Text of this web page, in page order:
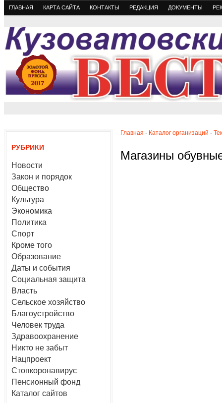
ГЛАВНАЯ КАРТА САЙТА КОНТАКТЫ РЕДАКЦИЯ ДОКУМЕНТЫ
РУБРИКИ
Новости
Закон и порядок
Общество
Культура
Экономика
Политика
Спорт
Кроме того
Образование
Даты и события
Социальная защита
Власть
Сельское хозяйство
Благоустройство
Человек труда
Здравоохранение
Никто не забыт
Нацпроект
Стопкоронавирус
Пенсионный фонд
Каталог сайтов
Главная - Каталог организаций -
Магазины